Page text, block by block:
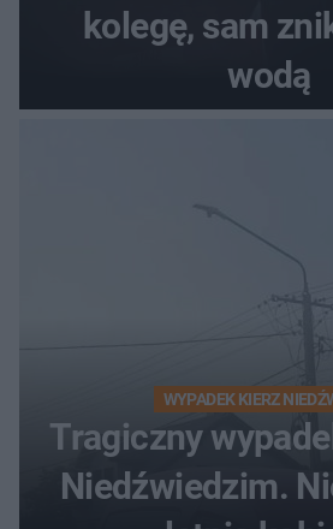
kolegę, sam
wodą
WYPADEK KIERZ
Tragiczny
Niedźwiedzim.